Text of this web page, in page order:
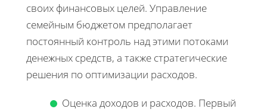
своих финансовых целей. Управление
семейным бюджетом предполагает
постоянный контроль над этими потоками
денежных средств, а также стратегические
решения по оптимизации расходов.
Оценка доходов и расходов. Первый